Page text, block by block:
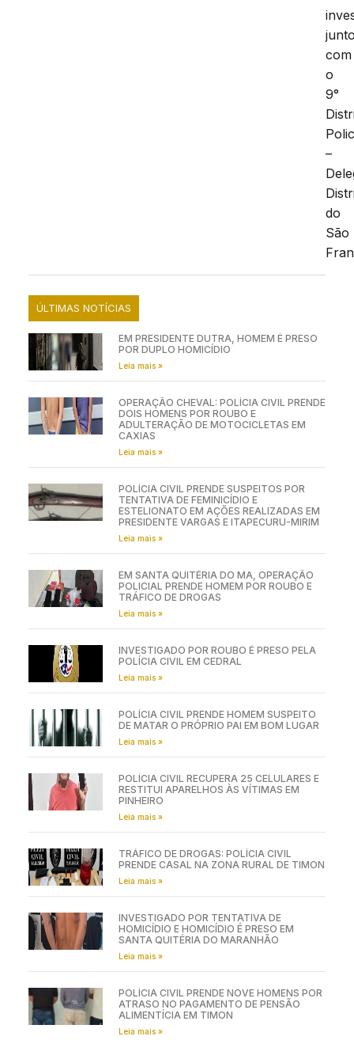
com
o
9°
–
do
São
ÚLTIMAS NOTÍCIAS
EM PRESIDENTE DUTRA, HOMEM É PRESO
POR DUPLO HOMICÍDIO
Leia mais »
OPERAÇÃO CHEVAL: POLÍCIA CIVIL PRENDE
DOIS HOMENS POR ROUBO E
ADULTERAÇÃO DE MOTOCICLETAS EM
CAXIAS
Leia mais »
POLÍCIA CIVIL PRENDE SUSPEITOS POR
TENTATIVA DE FEMINICÍDIO E
ESTELIONATO EM AÇÕES REALIZADAS EM
PRESIDENTE VARGAS E ITAPECURU-MIRIM
Leia mais »
EM SANTA QUITÉRIA DO MA, OPERAÇÃO
POLICIAL PRENDE HOMEM POR ROUBO E
TRÁFICO DE DROGAS
Leia mais »
INVESTIGADO POR ROUBO É PRESO PELA
POLÍCIA CIVIL EM CEDRAL
Leia mais »
POLÍCIA CIVIL PRENDE HOMEM SUSPEITO
DE MATAR O PRÓPRIO PAI EM BOM LUGAR
Leia mais »
POLÍCIA CIVIL RECUPERA 25 CELULARES E
RESTITUI APARELHOS ÀS VÍTIMAS EM
PINHEIRO
Leia mais »
TRÁFICO DE DROGAS: POLÍCIA CIVIL
PRENDE CASAL NA ZONA RURAL DE TIMON
Leia mais »
INVESTIGADO POR TENTATIVA DE
HOMICÍDIO E HOMICÍDIO É PRESO EM
SANTA QUITÉRIA DO MARANHÃO
Leia mais »
POLÍCIA CIVIL PRENDE NOVE HOMENS POR
ATRASO NO PAGAMENTO DE PENSÃO
ALIMENTÍCIA EM TIMON
Leia mais »